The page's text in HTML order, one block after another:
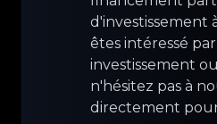
d'investissement
êtes intéressé
investissement
n'hésitez pas à
directement